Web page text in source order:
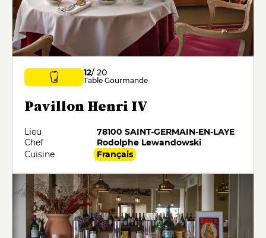
12/ 20
Table Gourmande
Pavillon Henri IV
Lieu
78100 SAINT-GERMAIN-EN-LAYE
Chef
Rodolphe Lewandowski
Cuisine
Français